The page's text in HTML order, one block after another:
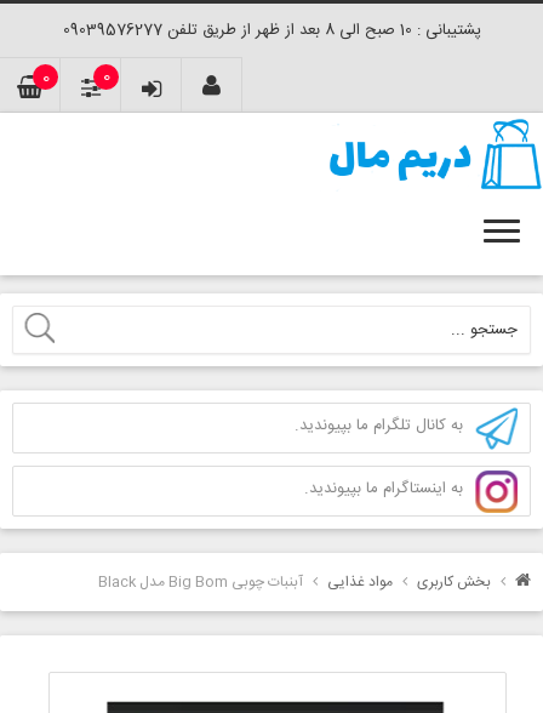
پشتیبانی : 10 صبح الی 8 بعد از ظهر از طریق تلفن 09039576277
0 0
به کانال تلگرام ما بپیوندید.
به اینستاگرام ما بپیوندید.
بخش کاربری مواد غذایی آبنبات چوبی Big Bom مدل Black